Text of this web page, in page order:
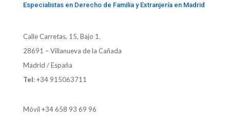
Especialistas en Derecho de Familia y Extranjería en Madrid
Calle Carretas, 15, Bajo 1.
28691 – Villanueva de la Cañada
Madrid / España
Tel:+34 915063711
Móvil +34 658 93 69 96